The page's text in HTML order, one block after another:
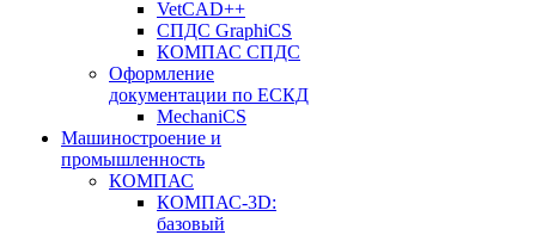
VetCAD++
СПДС GraphiCS
КОМПАС СПДС
Оформление
документации по ЕСКД
MechaniCS
Машиностроение и
промышленность
КОМПАС
КОМПАС-3D:
базовый